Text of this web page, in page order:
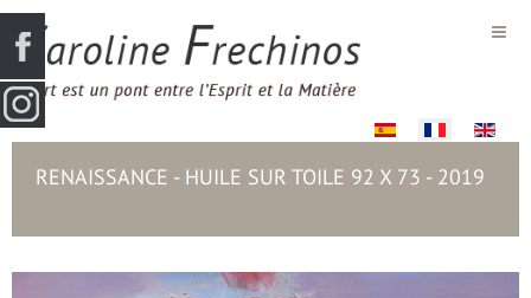
Sélectionnez votre
RENAISSANCE - HUILE SUR TOILE 92 X 73 - 2019